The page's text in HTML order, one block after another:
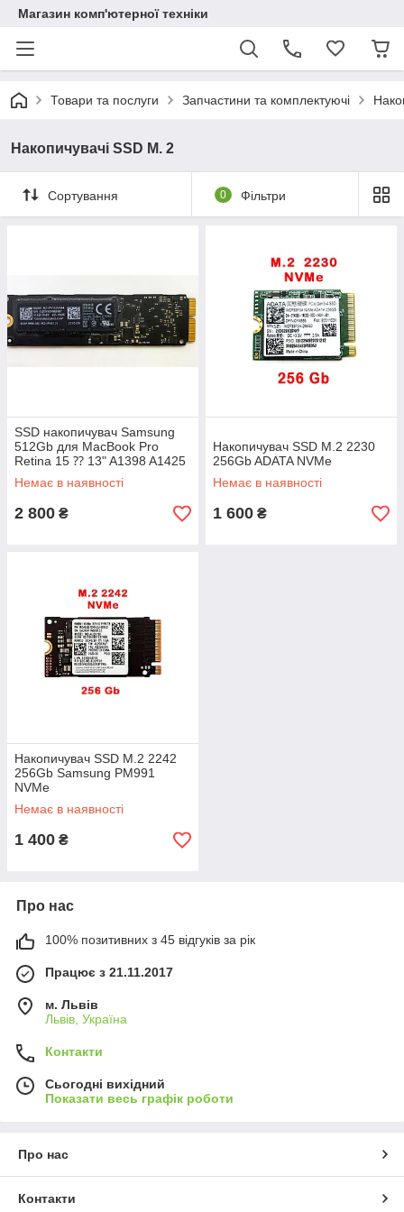
Магазин комп'ютерної техніки
Товари та послуги Запчастини та комплектуючі
Накопичувачі SSD M. 2
Сортування 0 Фільтри
SSD накопичувач Samsung
512Gb для MacBook Pro
Retina 15 ⁇ 13" A1398 A1425
A1502 A1708
Немає в наявності
2 800 ₴
Накопичувач SSD M.2 2230
256Gb ADATA NVMe
Немає в наявності
1 600 ₴
Накопичувач SSD M.2 2242
256Gb Samsung PM991
NVMe
Немає в наявності
1 400 ₴
Про нас
100% позитивних з 45 відгуків за рік
Працює з 21.11.2017
м. Львів
Львів, Україна
Контакти
Сьогодні вихідний
Показати весь графік роботи
Про нас
Контакти